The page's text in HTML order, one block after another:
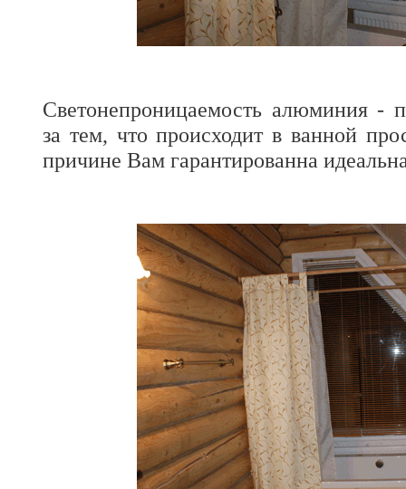
Светонепроницаемость алюминия -
за тем, что происходит в ванной
причине Вам гарантированна